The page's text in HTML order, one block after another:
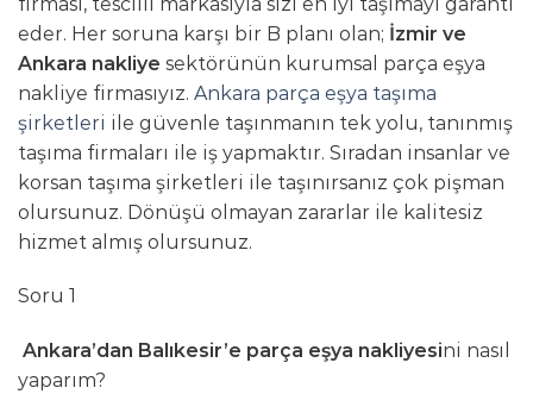
eder. Her soruna karşı bir B planı olan; İzmir ve
Ankara nakliye sektörünün kurumsal parça eşya
nakliye firmasıyız. Ankara parça eşya taşıma
şirketleri ile güvenle taşınmanın tek yolu, tanınmış
taşıma firmaları ile iş yapmaktır. Sıradan insanlar ve
korsan taşıma şirketleri ile taşınırsanız çok pişman
olursunuz. Dönüşü olmayan zararlar ile kalitesiz
hizmet almış olursunuz.
Soru 1
Ankara’dan Balıkesir’e parça eşya nakliyesini nasıl
yaparım?